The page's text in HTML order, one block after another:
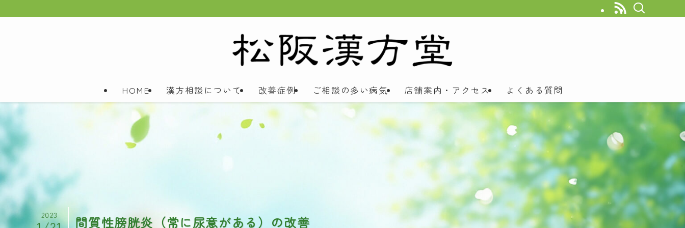
HOME 漢方相談について 改善症例 ご相談の多い病気 店舗案内・アクセス よくある質問
間質性膀胱炎（常に尿意がある）の改善
2023